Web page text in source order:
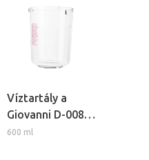
Víztartály a
Giovanni D-008
és D-09
600 ml